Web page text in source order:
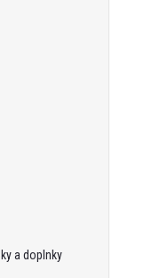
a doplnky
z kolekcie Classic